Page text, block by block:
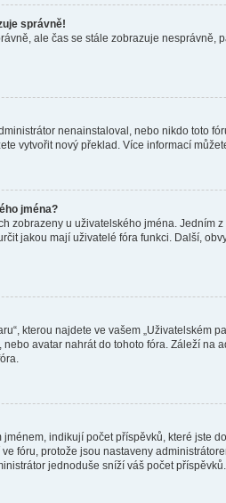
správně!
ale čas se stále zobrazuje
nenainstaloval, nebo nikdo toto
vytvořit nový překlad. Více informací
jména?
zobrazeny u uživatelského jména.
jakou mají uživatelé fóra funkci. Další,
kterou najdete ve vašem „Uživatelském
avatar nahrát do tohoto fóra. Záleží
indikují počet příspěvků, které jste
fóru, protože jsou nastaveny
jednoduše sníží váš počet příspěvků.